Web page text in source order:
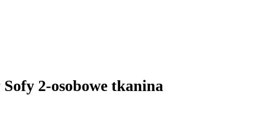
2-osobowe tkanina